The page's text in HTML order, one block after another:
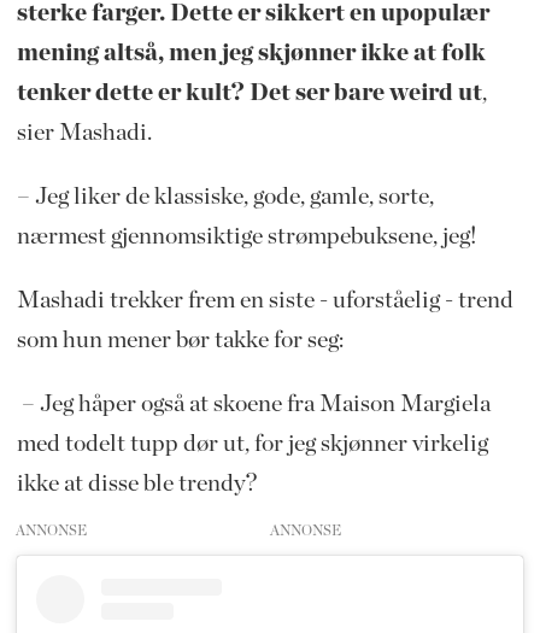
sterke farger. Dette er sikkert en upopulær
mening altså, men jeg skjønner ikke at folk
tenker dette er kult? Det ser bare weird ut,
sier Mashadi.
– Jeg liker de klassiske, gode, gamle, sorte,
nærmest gjennomsiktige strømpebuksene, jeg!
Mashadi trekker frem en siste - uforståelig - trend
som hun mener bør takke for seg:
– Jeg håper også at skoene fra Maison Margiela
med todelt tupp dør ut, for jeg skjønner virkelig
ikke at disse ble trendy?
ANNONSE